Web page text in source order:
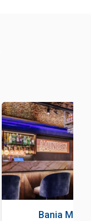
Bania